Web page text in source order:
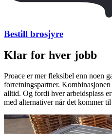
Bestill brosjyre
Klar for hver jobb
Proace er mer fleksibel enn noen
forretningspartner.
alltid. Og fordi hver arbeidsplass
med alternativer når det kommer